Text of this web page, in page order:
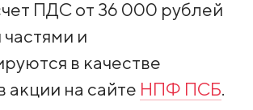
ПДС от 36 000 рублей
и
в качестве
акции на сайте НПФ ПСБ.